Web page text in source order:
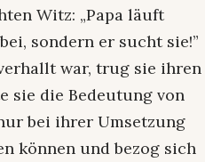
Witz: „Papa läuft
sondern er sucht sie!”
war, trug sie ihren
sie die Bedeutung von
bei ihrer Umsetzung
können und bezog sich